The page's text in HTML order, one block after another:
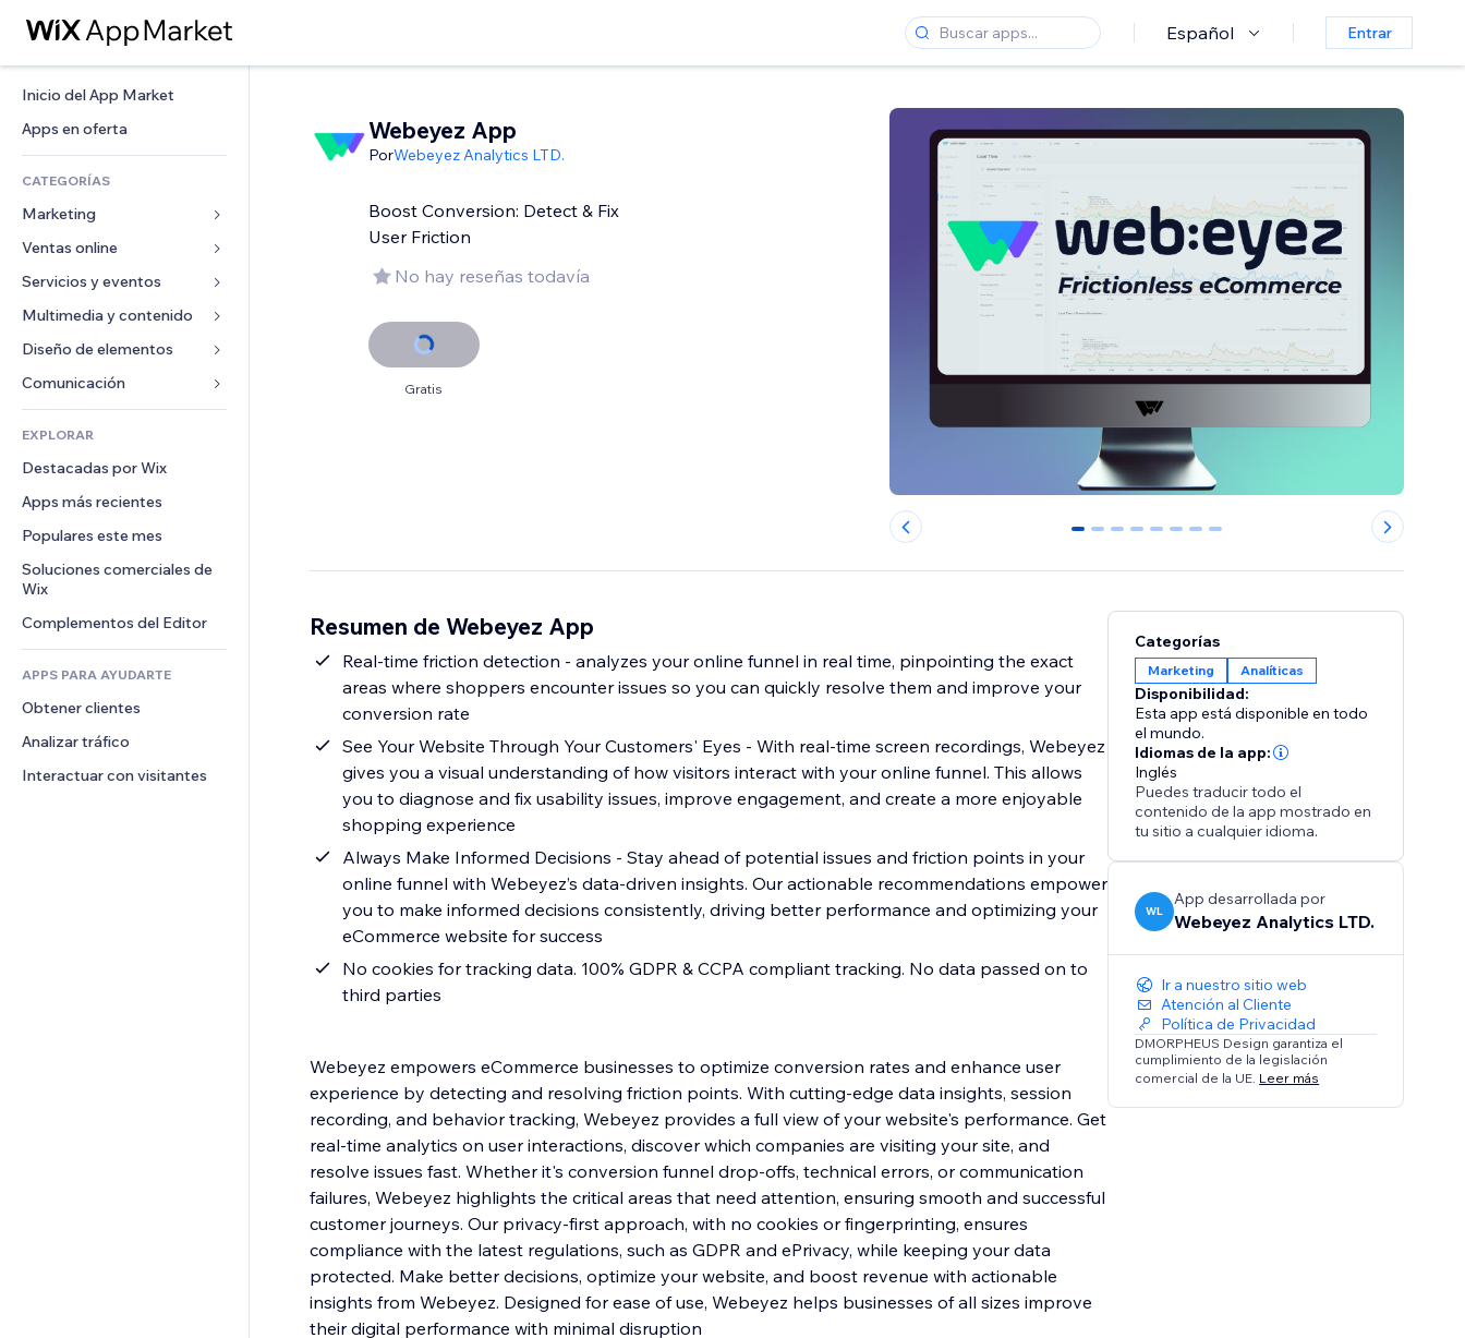
Español Entrar
Inicio del App Market
Apps en oferta
CATEGORÍAS
Marketing
Anuncios
Móvil
Analíticas
Anuncios del sitio
Email
Ventas online
Apps para tiendas
Envíos y entregas
Botones de venta
Contabilidad
Cupones y fidelización
Almacenamiento de mercancía
Crowdfunding
Alimentos y bebidas
Servicios y eventos
Hoteles
Eventos
Restaurantes
Inmobiliarias
Reservas
Multimedia y contenido
Galerías
Música
Pódcast
Fotografía
Video
PDF
Compartir archivos
Noticias
Servicios de contenido
Efectos de texto
Diseño de elementos
Mapas y navegación
Privacidad y seguridad
Reloj
Plantillas para páginas
Efectos de imágenes
Botones y menús
Banners e insignias
Calculadoras
Buscar
Formularios
Encuestas
Chat
Comentarios
Teléfono
Comunidad
Reseñas y testimonios
EXPLORAR
Destacadas por Wix
Apps más recientes
Populares este mes
Soluciones comerciales de
Wix
Complementos del Editor
APPS PARA AYUDARTE
Obtener clientes
Analizar tráfico
Interactuar con visitantes
Webeyez App
PorWebeyez Analytics LTD.
Boost Conversion: Detect & Fix
User Friction
No hay reseñas todavía
Gratis
0 1 2 3 4 5 6 7
Resumen de Webeyez App
Real-time friction detection - analyzes your online funnel in real time, pinpointing the exact
areas where shoppers encounter issues so you can quickly resolve them and improve your
conversion rate
See Your Website Through Your Customers' Eyes - With real-time screen recordings, Webeyez
gives you a visual understanding of how visitors interact with your online funnel. This allows
you to diagnose and fix usability issues, improve engagement, and create a more enjoyable
shopping experience
Always Make Informed Decisions - Stay ahead of potential issues and friction points in your
online funnel with Webeyez’s data-driven insights. Our actionable recommendations empower
you to make informed decisions consistently, driving better performance and optimizing your
eCommerce website for success
No cookies for tracking data. 100% GDPR & CCPA compliant tracking. No data passed on to
third parties
Webeyez empowers eCommerce businesses to optimize conversion rates and enhance user
experience by detecting and resolving friction points. With cutting-edge data insights, session
recording, and behavior tracking, Webeyez provides a full view of your website's performance. Get
real-time analytics on user interactions, discover which companies are visiting your site, and
resolve issues fast. Whether it's conversion funnel drop-offs, technical errors, or communication
failures, Webeyez highlights the critical areas that need attention, ensuring smooth and successful
customer journeys. Our privacy-first approach, with no cookies or fingerprinting, ensures
compliance with the latest regulations, such as GDPR and ePrivacy, while keeping your data
protected. Make better decisions, optimize your website, and boost revenue with actionable
insights from Webeyez. Designed for ease of use, Webeyez helps businesses of all sizes improve
their digital performance with minimal disruption
Categorías
Marketing Analíticas
Disponibilidad:
Esta app está disponible en todo
el mundo.
Idiomas de la app:
Inglés
Puedes traducir todo el
contenido de la app mostrado en
tu sitio a cualquier idioma.
WL
App desarrollada por
Webeyez Analytics LTD.
Ir a nuestro sitio web
Atención al Cliente
Política de Privacidad
DMORPHEUS Design garantiza el
cumplimiento de la legislación
comercial de la UE. Leer más